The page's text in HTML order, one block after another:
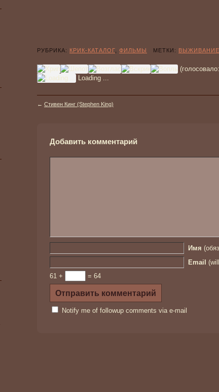
РУБРИКА: КРИК-КАТАЛОГ ФИЛЬМЫ МЕТКИ: ВЫЖИВАНИЕ
(голосовало:
Loading ...
← Стивен Кинг (Stephen King)
Добавить комментарий
Имя
Email
61 +
= 64
Notify me of followup comments via e-mail